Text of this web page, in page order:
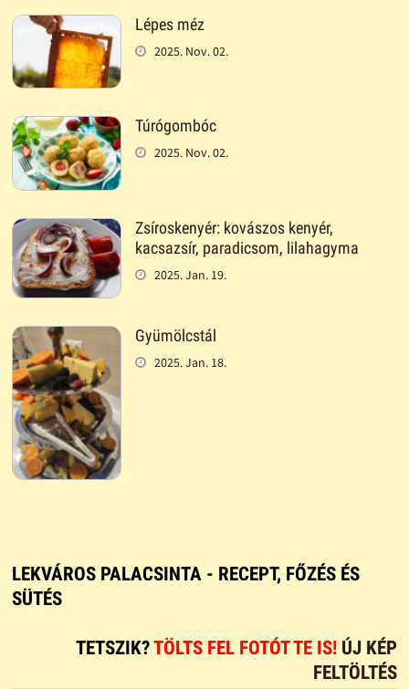
Lépes méz
2025. Nov. 02.
Túrógombóc
2025. Nov. 02.
Zsíroskenyér: kovászos kenyér,
kacsazsír, paradicsom, lilahagyma
2025. Jan. 19.
Gyümölcstál
2025. Jan. 18.
LEKVÁROS PALACSINTA - RECEPT, FŐZÉS ÉS
SÜTÉS
TETSZIK?TÖLTS FEL FOTÓT TE IS! ÚJ KÉP
FELTÖLTÉS